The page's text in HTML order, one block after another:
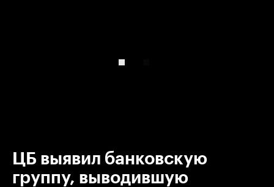
ЦБ выявил банковскую
группу, выводившую